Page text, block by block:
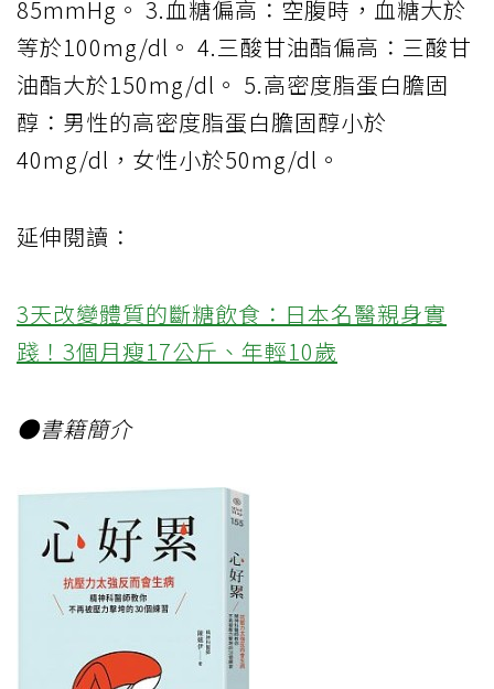
85mmHg。 3.血糖偏高：空腹時，血糖大於
等於100mg/dl。 4.三酸甘油酯偏高：三酸甘
油酯大於150mg/dl。 5.高密度脂蛋白膽固
醇：男性的高密度脂蛋白膽固醇小於
40mg/dl，女性小於50mg/dl。
延伸閱讀：
3天改變體質的斷糖飲食：日本名醫親身實
踐！3個月瘦17公斤、年輕10歲
●書籍簡介